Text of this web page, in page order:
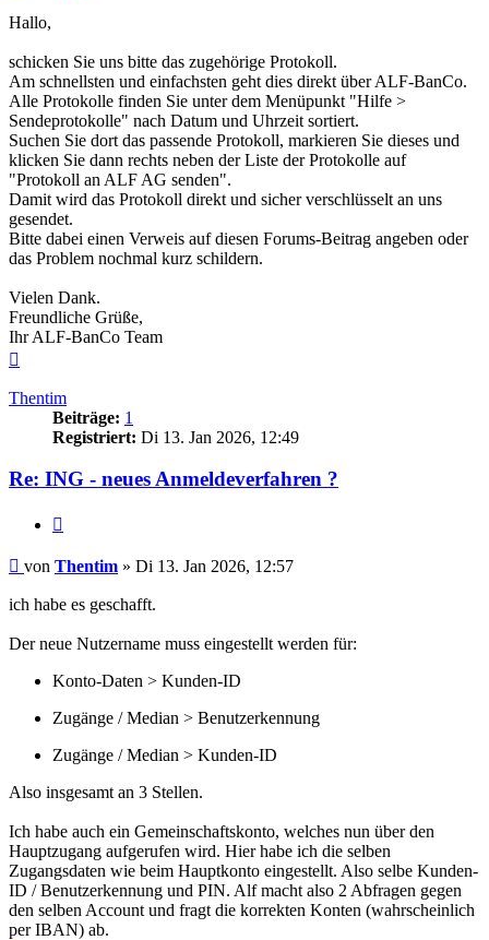
Hallo,
schicken Sie uns bitte das zugehörige Protokoll.
Am schnellsten und einfachsten geht dies direkt über ALF-BanCo.
Alle Protokolle finden Sie unter dem Menüpunkt "Hilfe >
Sendeprotokolle" nach Datum und Uhrzeit sortiert.
Suchen Sie dort das passende Protokoll, markieren Sie dieses und
klicken Sie dann rechts neben der Liste der Protokolle auf
"Protokoll an ALF AG senden".
Damit wird das Protokoll direkt und sicher verschlüsselt an uns
gesendet.
Bitte dabei einen Verweis auf diesen Forums-Beitrag angeben oder
das Problem nochmal kurz schildern.
Vielen Dank.
Freundliche Grüße,
Ihr ALF-BanCo Team
Thentim
Beiträge: 1
Registriert: Di 13. Jan 2026, 12:49
Re: ING - neues Anmeldeverfahren ?
Beitrag
von Thentim » Di 13. Jan 2026, 12:57
ich habe es geschafft.
Der neue Nutzername muss eingestellt werden für:
Konto-Daten > Kunden-ID
Zugänge / Median > Benutzerkennung
Zugänge / Median > Kunden-ID
Also insgesamt an 3 Stellen.
Ich habe auch ein Gemeinschaftskonto, welches nun über den
Hauptzugang aufgerufen wird. Hier habe ich die selben
Zugangsdaten wie beim Hauptkonto eingestellt. Also selbe Kunden-
ID / Benutzerkennung und PIN. Alf macht also 2 Abfragen gegen
den selben Account und fragt die korrekten Konten (wahrscheinlich
per IBAN) ab.